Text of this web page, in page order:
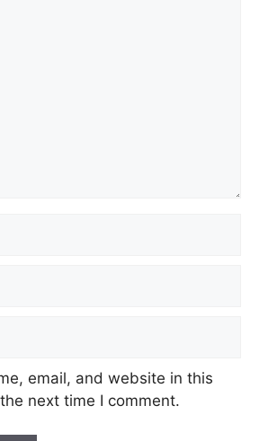
email, and website in this
next time I comment.